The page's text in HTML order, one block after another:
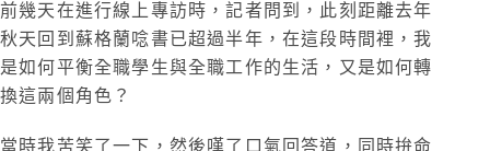
前幾天在進行線上專訪時，記者問到，此刻距離去年
秋天回到蘇格蘭唸書已超過半年，在這段時間裡，我
是如何平衡全職學生與全職工作的生活，又是如何轉
換這兩個角色？
當時我苦笑了一下，然後嘆了口氣回答道，同時拚命